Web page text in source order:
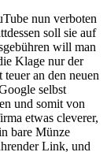
nun verboten
soll sie auf
will man
Klage nur der
an den neuen
selbst
und somit von
etwas cleverer,
bare Münze
Link, und